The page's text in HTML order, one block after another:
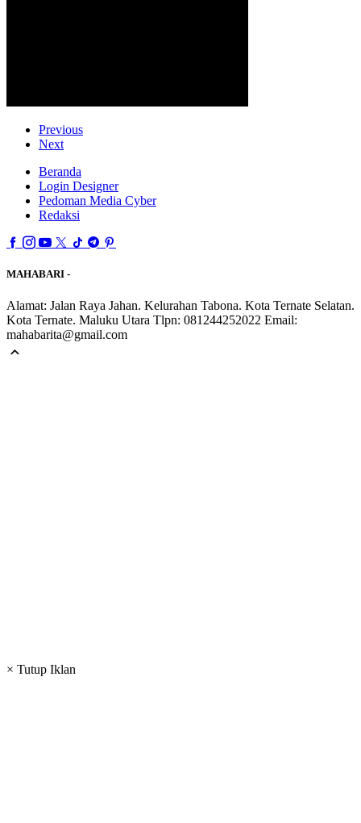
Previous
Next
Beranda
Login Designer
Pedoman Media Cyber
Redaksi
MAHABARI -
Alamat: Jalan Raya Jahan. Kelurahan Tabona. Kota Ternate Selatan.
Kota Ternate. Maluku Utara Tlpn: 081244252022 Email:
mahabarita@gmail.com
expand_less
× Tutup Iklan